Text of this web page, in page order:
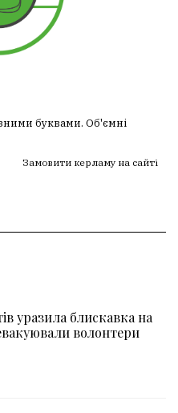
буквами. Об'ємні
Замовити керламу на сайті
уразила блискавка на
волонтери